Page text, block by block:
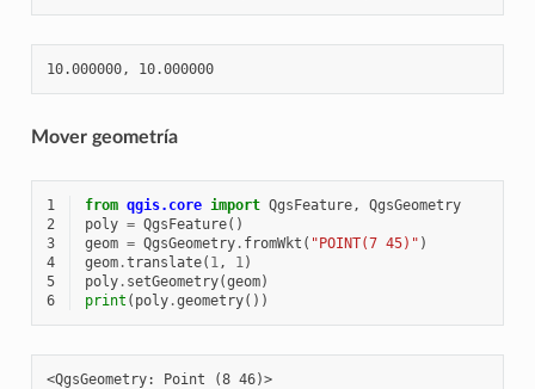
10.000000, 10.000000
Mover geometría
1 from qgis.core import QgsFeature,
QgsGeometry
2
poly = QgsFeature()
3
geom = QgsGeometry. fromWkt ( "POINT(7 45)" )
4
geom.translate( 1, 1)
5
poly. setGeometry(geom)
6
print ( poly.geometry())
<QgsGeometry: Point (8 46)>